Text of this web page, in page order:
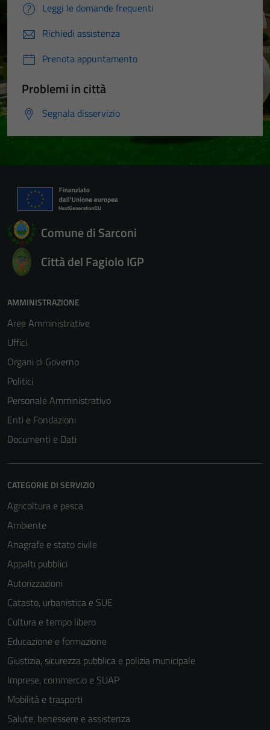
Leggi le domande frequenti
Richiedi assistenza
Prenota appuntamento
Problemi in città
Segnala disservizio
Comune di Sarconi
Città del Fagiolo IGP
AMMINISTRAZIONE
Aree Amministrative
Uffici
Organi di Governo
Politici
Personale Amministrativo
Enti e Fondazioni
Documenti e Dati
CATEGORIE DI SERVIZIO
Agricoltura e pesca
Ambiente
Anagrafe e stato civile
Appalti pubblici
Autorizzazioni
Catasto, urbanistica e SUE
Cultura e tempo libero
Educazione e formazione
Giustizia, sicurezza pubblica e polizia municipale
Imprese, commercio e SUAP
Mobilità e trasporti
Salute, benessere e assistenza